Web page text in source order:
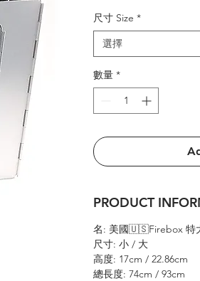
尺寸 Size *
選擇
數量 *
PRODUCT
名: 美國🇺🇸Firebox 特
尺寸: 小 / 大
高度: 17cm / 22.86cm
總長度: 74cm / 93cm